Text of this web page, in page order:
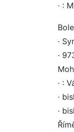
· :
·
·
· :
·
·